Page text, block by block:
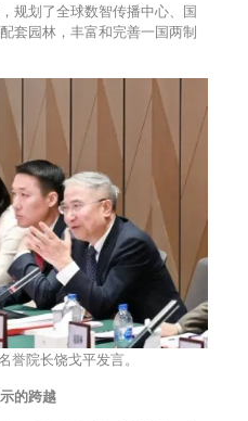
规划了全球数智传播中心、国
套园林，丰富和完善一国两制
誉院长饶戈平发言。
的跨越